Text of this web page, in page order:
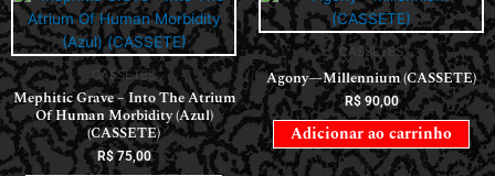
CASSETES
Mephitic Grave – Into The Atrium
Of Human Morbidity (Azul)
(CASSETE)
R$75,00
CASSETES
Agony—Millennium (CASSETE)
R$90,00
Adicionar ao carrinho